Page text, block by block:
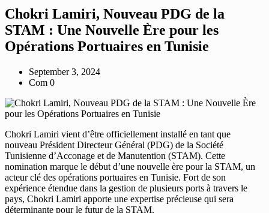
Chokri Lamiri, Nouveau PDG de la
STAM : Une Nouvelle Ère pour les
Opérations Portuaires en Tunisie
September 3, 2024
Com 0
Chokri Lamiri vient d’être officiellement installé en tant que
nouveau Président Directeur Général (PDG) de la Société
Tunisienne d’Acconage et de Manutention (STAM). Cette
nomination marque le début d’une nouvelle ère pour la STAM, un
acteur clé des opérations portuaires en Tunisie. Fort de son
expérience étendue dans la gestion de plusieurs ports à travers le
pays, Chokri Lamiri apporte une expertise précieuse qui sera
déterminante pour le futur de la STAM.